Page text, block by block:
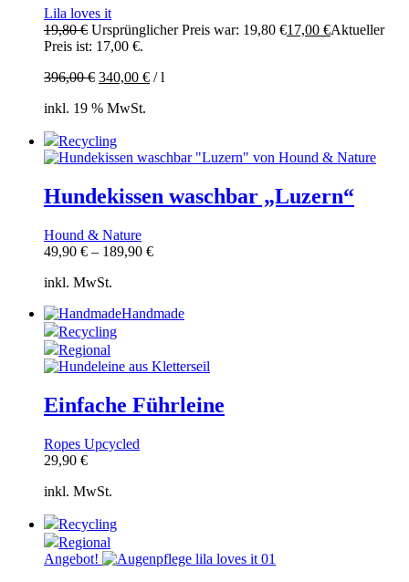
Lila loves it
19,80€ Ursprünglicher Preis war: 19,80 €17,00 €Aktueller
Preis ist: 17,00 €.
396,00€ 340,00 € /l
inkl. 19 % MwSt.
Recycling
Hundekissen waschbar „Luzern“
Hound & Nature
49,90 € – 189,90 €
inkl. MwSt.
Handmade
Recycling
Regional
Einfache Führleine
Ropes Upcycled
29,90 €
inkl. MwSt.
Recycling
Regional
Angebot!